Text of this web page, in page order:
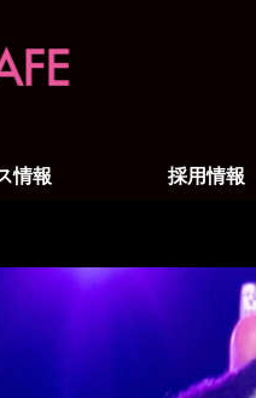
情報 採用情報